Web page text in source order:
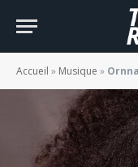
Accueil » Musique »